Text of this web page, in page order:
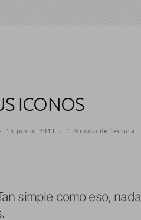
ICONOS
· 15 junio, 2011 · 1 Minuto de lectura
simple como eso, nada